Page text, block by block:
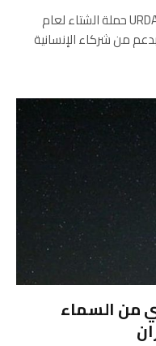
أطلق اتحاد الجمعيات الإغاثية والتنموية URDA حملة الشتاء لعام
“بدعم من شركاء الإنسانية
من السماء